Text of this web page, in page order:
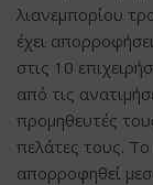
λιανεμπορίου
έχει
στις 10
από τις
προμηθευτές
πελάτες τους.
απορροφηθεί